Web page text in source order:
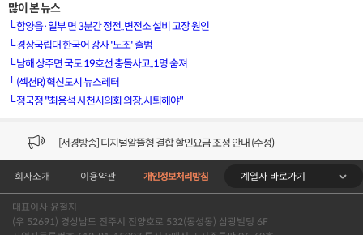
많이 본 뉴스
└함양읍·일부 면 3분간 정전..변전소 설비 고장 원인
└경상국립대 한국어 강사 '노조' 출범
└남해 상주면 국도 19호선 충돌사고..1명 숨져
└(섹션R) 혁신도시 뉴스레터
└정국정 "최용석 사천시의회 의장, 사퇴해야"
[서경방송] 일부 채널편성 변경 안내의 건 (7/22)
[서경방송] 디지털알뜰형 결합 할인요금 조정 안내 (수정)
[공지] 개인정보처리방침 (Ver2.15) 개정의 건 (7/1)
[서경방송] 일부 채널편성 변경 안내의 건 (7/1)
회사소개 이용약관 개인정보처리방침 계열사 바로가기
대표이사 윤철지
(우 52691) 경상남도 진주시 진양호로 532(동성동) 삼광빌딩 6F